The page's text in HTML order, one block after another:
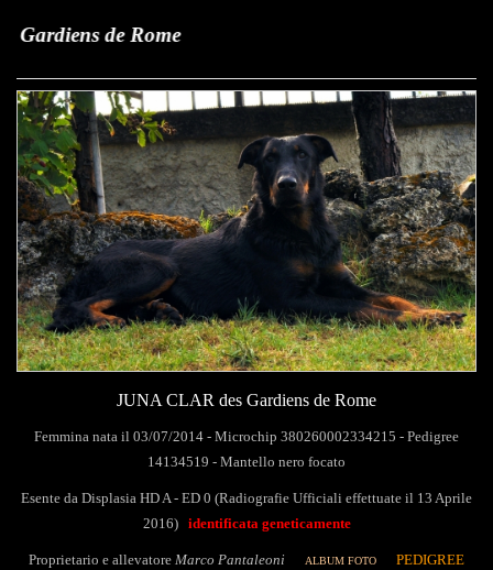
JUNA CLAR des Gardiens de Rome
Femmina nata il 03/07/2014 - Microchip 380260002334215 - Pedigree
14134519 - Mantello nero focato
Esente da Displasia HD A - ED 0 (Radiografie Ufficiali effettuate il 13 Aprile
2016) identificata geneticamente
Proprietario e allevatore Marco Pantaleoni ALBUM FOTO
PEDIGREE